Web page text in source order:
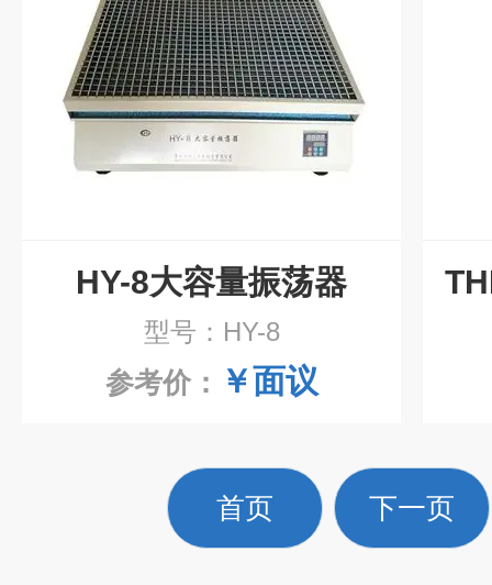
HY-8大容量振荡器
型号：HY-8
参考价： ￥面议
首页 下一页